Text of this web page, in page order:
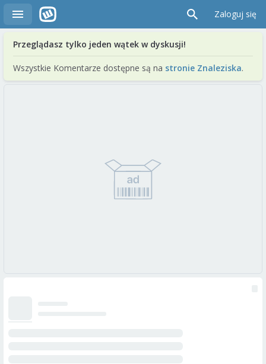
Zaloguj się
Przeglądasz tylko jeden wątek w dyskusji!
Wszystkie Komentarze dostępne są na stronie Znaleziska.